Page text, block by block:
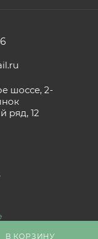
В КОРЗИНУ
шоссе, 2-
ряд, 12